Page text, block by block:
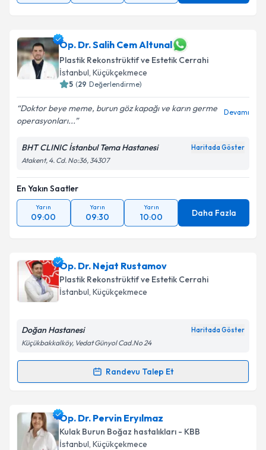
Op. Dr. Salih Cem Altunal
Plastik Rekonstrüktif ve Estetik Cerrahi
İstanbul, Küçükçekmece
5 (29 Değerlendirme)
Doktor beye meme, burun göz kapağı ve karın germe
operasyonları...
Devamı
BHT CLINIC İstanbul Tema Hastanesi Haritada Göster
Atakent, 4. Cd. No:36, 34307
En Yakın Saatler
Yarın
09:00
Yarın
09:30
Yarın
10:00 Daha Fazla
Op. Dr. Nejat Rustamov
Plastik Rekonstrüktif ve Estetik Cerrahi
İstanbul, Küçükçekmece
Doğan Hastanesi Haritada Göster
Küçükbakkalköy, Vedat Günyol Cad.No 24
Randevu Talep Et
Randevu Takvimi Talebi
Op. Dr. Nejat Rustamoviçin randevu takvimi talebi
oluşturun. Size bu uzmandan randevu almanız için bir
takvim hazırlandığında e-posta ile bilgilendireceğiz.
Op. Dr. Pervin Eryılmaz
Kulak Burun Boğaz hastalıkları - KBB
İstanbul, Küçükçekmece